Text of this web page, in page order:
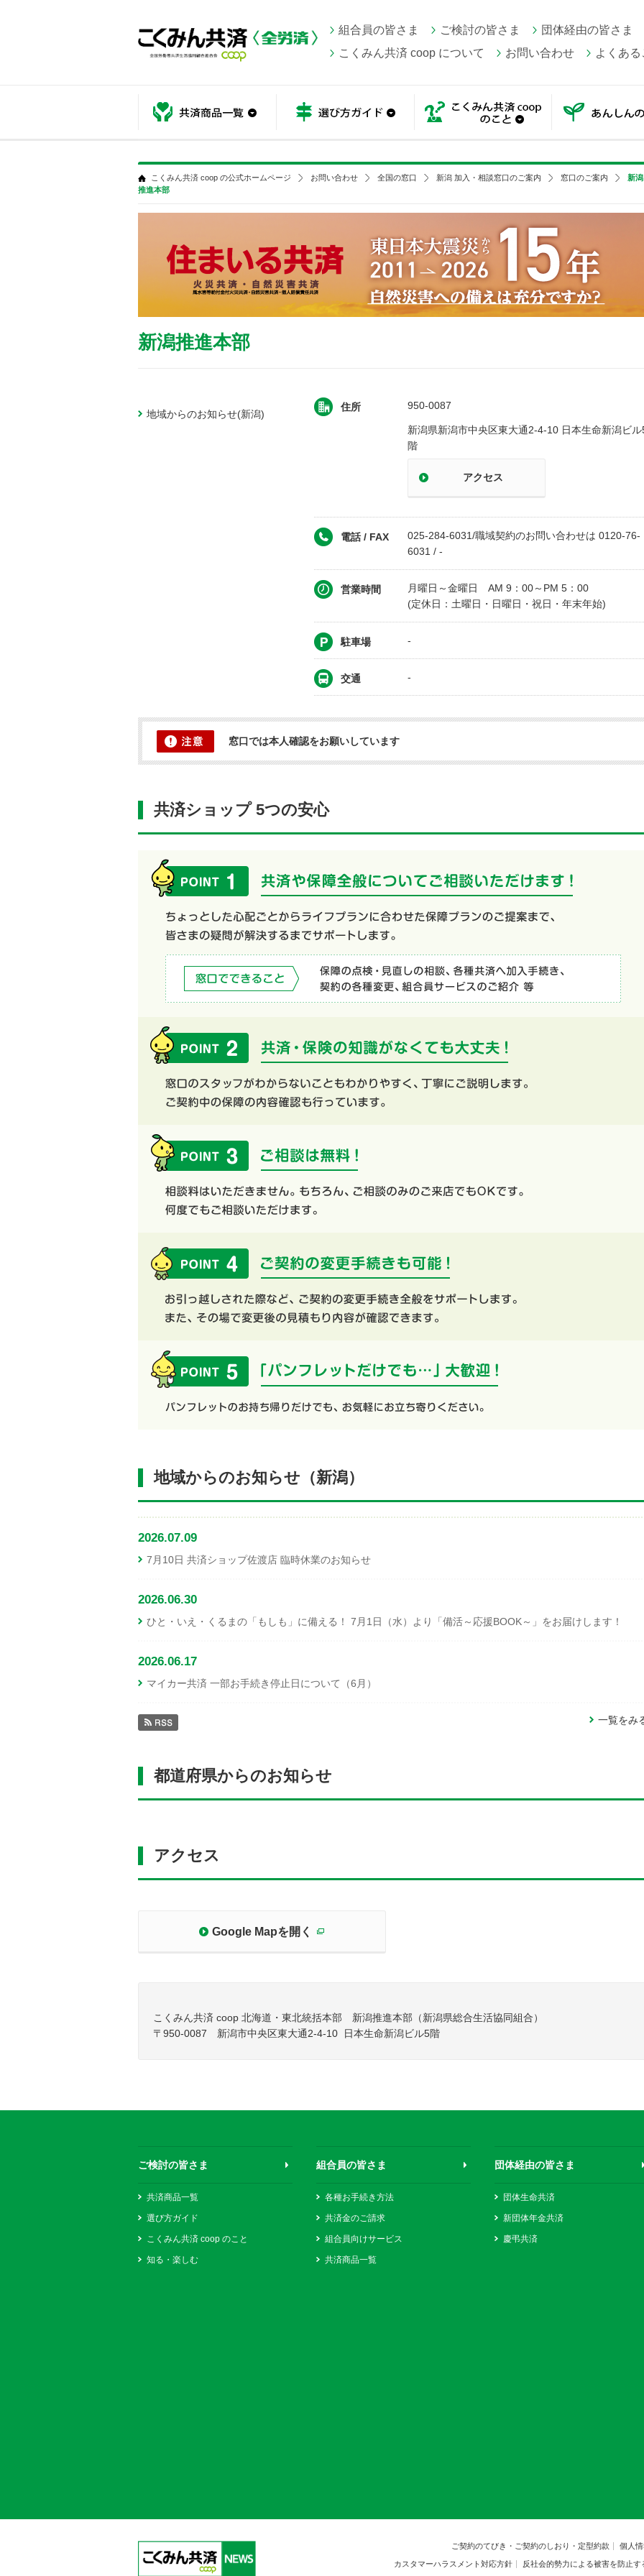
組合員の皆さま ご検討の皆さま
団体経由の皆さま
こくみん共済 coop について
お問い合わせ よくあ
こくみん共済 coop の公式ホームページ お問い合わせ 全国の窓口 新潟 加入・相談窓口のご案内 窓口のご案内
新潟
推進本部
新潟推進本部
地域からのお知らせ(新潟)
住所 950-0087
新潟県新潟市中央区東大通2-4-10 日本生命新潟ビル
階
アクセス
電話 / FAX
025-284-6031/職域契約のお問い合わせは 0120-76-
6031 / -
営業時間
月曜日～金曜日 AM 9：00～PM 5：00
(定休日：土曜日・日曜日・祝日・年末年始)
駐車場 -
交通 -
窓口では本人確認をお願いしています
共済ショップ 5つの安心
地域からのお知らせ（新潟）
2026.07.09
7月10日 共済ショップ佐渡店 臨時休業のお知らせ
2026.06.30
ひと・いえ・くるまの「もしも」に備える！ 7月1日（水）より「備活～応援BOOK～」をお届けします！
2026.06.17
マイカー共済 一部お手続き停止日について（6月）
一覧をみ
都道府県からのお知らせ
アクセス
Google Mapを開く
こくみん共済 coop 北海道・東北統括本部 新潟推進本部（新潟県総合生活協同組合）
〒950-0087 新潟市中央区東大通2-4-10 日本生命新潟ビル5階
ご検討の皆さま
共済商品一覧
選び方ガイド
こくみん共済 coop のこと
知る・楽しむ
組合員の皆さま
各種お手続き方法
共済金のご請求
組合員向けサービス
共済商品一覧
団体経由の皆さま
団体生命共済
新団体年金共済
慶弔共済
ご契約のてびき・ご契約のしおり・定型約款 個人
カスタマーハラスメント対応方針 反社会的勢力による被害を防止